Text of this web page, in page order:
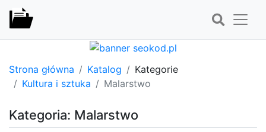
Strona główna Katalog
Kategorie
Kultura i sztuka
Malarstwo
Kategoria: Malarstwo